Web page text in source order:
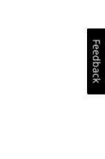
Feedback